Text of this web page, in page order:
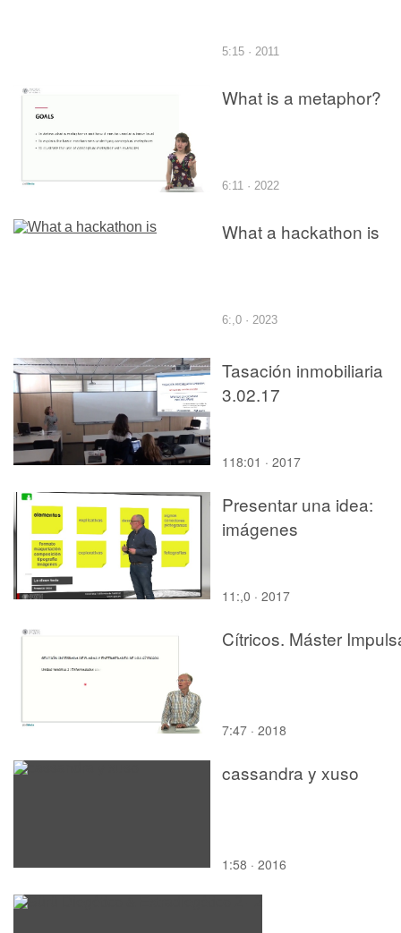
5:15 · 2011
What is a metaphor?
6:11 · 2022
What a hackathon is
6:,0 · 2023
Tasación inmobiliaria
3.02.17
118:01 · 2017
Presentar una idea:
imágenes
11:,0 · 2017
Cítricos. Máster
7:47 · 2018
cassandra y xuso
1:58 · 2016